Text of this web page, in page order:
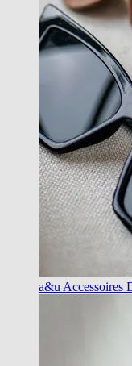
a&u Accessoires